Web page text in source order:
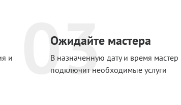
и
Ожидайте мастера
В назначенную дату и время мастер
подключит необходимые услуги
03